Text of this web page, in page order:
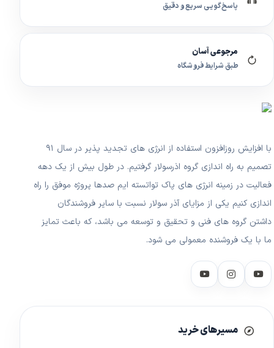
پاسخ‌گویی سریع و دقیق
مرجوعی آسان
طبق شرایط فروشگاه
با افزایش روزافزون استفاده از انرژی های تجدید پذیر در سال ۹۱
تصمیم به راه اندازی گروه اذرسولار گرفتیم. در طول بیش از یک دهه
فعالیت در زمینه انرژی های پاک تواتسته ایم صدها پروژه موفق را راه
اندازی کنیم یکی از مزایای آذر سولار نسبت با سایر فروشندگان
داشتن گروه های فنی و تحقیق و توسعه می باشد، که باعث تمایز
ما با یک فروشنده معمولی می شود.
مسیرهای خرید